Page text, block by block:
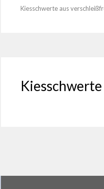
Kiesschwerte aus